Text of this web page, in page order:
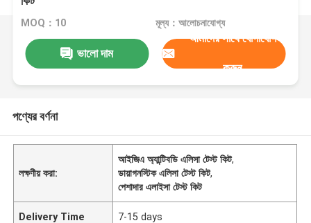
MOQ：10 মূল্য：আলোচনাযোগ্য
ভালো দাম
আমাদের সাথে যোগাযোগ
করুন
পণ্যের বর্ণনা
লক্ষণীয় করা:
আইজিএ অ্যান্টিবডি এলিসা টেস্ট কিট,
ডায়াগনস্টিক এলিসা টেস্ট কিট,
পেশাদার এলাইসা টেস্ট কিট
Delivery Time 7-15 days